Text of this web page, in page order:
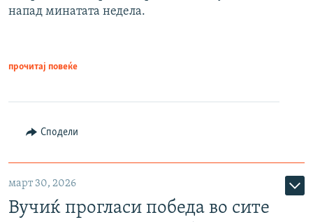
напад минатата недела.
прочитај повеќе
Сподели
март 30, 2026
Вучиќ прогласи победа во сите